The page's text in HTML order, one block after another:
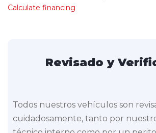
Calculate financing
Revisado y
Todos nuestros vehículos son
cuidadosamente, tanto por